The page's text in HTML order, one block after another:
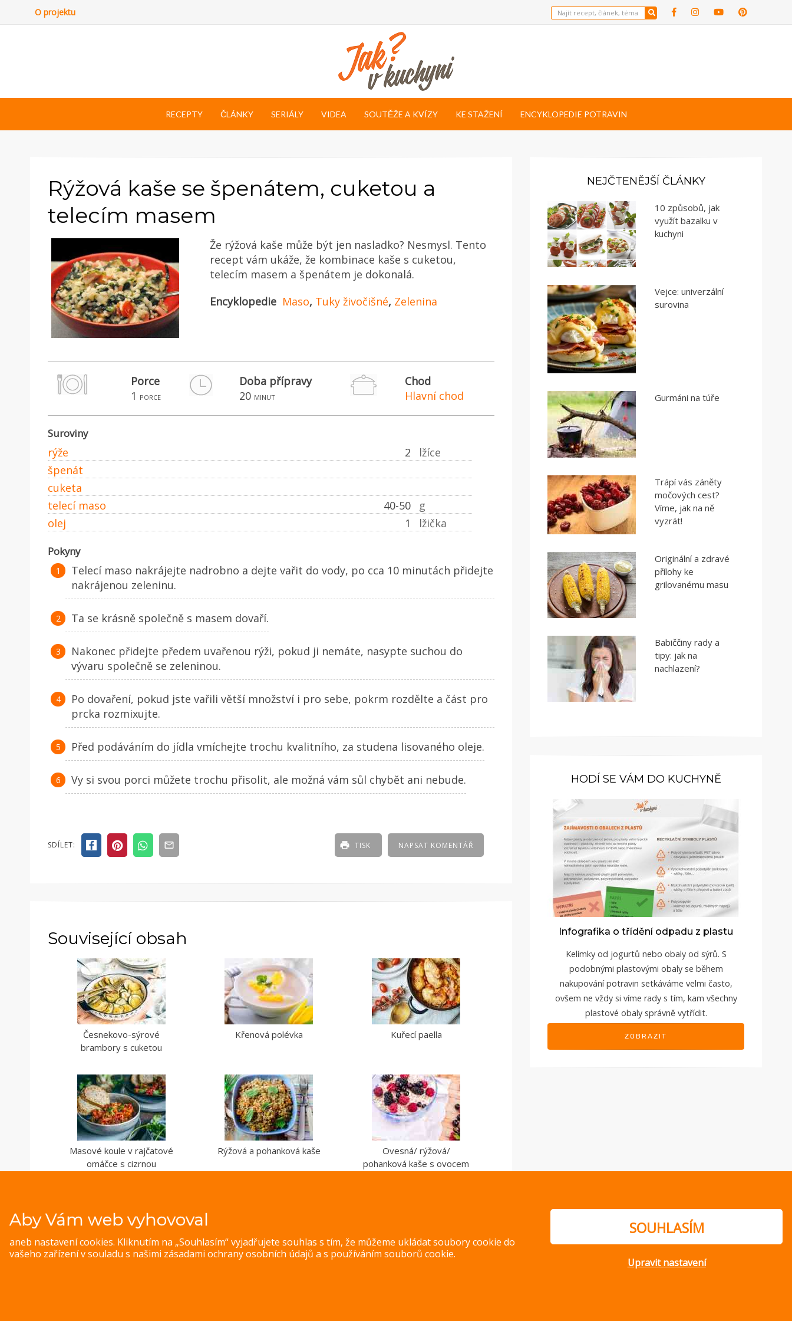
O projektu
RECEPTY ČLÁNKY SERIÁLY VIDEA SOUTĚŽE A KVÍZY KE STAŽENÍ ENCYKLOPEDIE POTRAVIN
Rýžová kaše se špenátem, cuketou a
telecím masem
Že rýžová kaše může být jen nasladko? Nesmysl. Tento
recept vám ukáže, že kombinace kaše s cuketou,
telecím masem a špenátem je dokonalá.
Encyklopedie Maso, Tuky živočišné, Zelenina
Porce
1 porce
Doba přípravy
20 minut
Chod
Hlavní chod
Suroviny
rýže 2
lžíce
špenát
cuketa
telecí maso
40-50
g
olej
1 lžička
Pokyny
Telecí maso nakrájejte nadrobno a dejte vařit do vody, po cca 10 minutách přidejte
nakrájenou zeleninu.
Ta se krásně společně s masem dovaří.
Nakonec přidejte předem uvařenou rýži, pokud ji nemáte, nasypte suchou do
vývaru společně se zeleninou.
Po dovaření, pokud jste vařili větší množství i pro sebe, pokrm rozdělte a část pro
prcka rozmixujte.
Před podáváním do jídla vmíchejte trochu kvalitního, za studena lisovaného oleje.
Vy si svou porci můžete trochu přisolit, ale možná vám sůl chybět ani nebude.
SDÍLET: NAPSAT KOMENTÁŘ
TISK
Související obsah
Česnekovo-sýrové
brambory s cuketou
Křenová polévka Kuřecí paella
Masové koule v rajčatové
omáčce s cizrnou
Rýžová a pohanková kaše
Ovesná/ rýžová/
pohanková kaše s ovocem
NEJČTENĚJŠÍ ČLÁNKY
10 způsobů, jak
využít bazalku v
kuchyni
Vejce: univerzální
surovina
Gurmáni na túře
Trápí vás záněty
močových cest?
Víme, jak na ně
vyzrát!
Originální a zdravé
přílohy ke
grilovanému masu
Babiččiny rady a
tipy: jak na
nachlazení?
HODÍ SE VÁM DO KUCHYNĚ
Infografika o třídění odpadu z plastu
Kelímky od jogurtů nebo obaly od sýrů. S
podobnými plastovými obaly se během
nakupování potravin setkáváme velmi často,
ovšem ne vždy si víme rady s tím, kam všechny
plastové obaly správně vytřídit.
ZOBRAZIT
Aby Vám web vyhovoval
aneb nastavení cookies. Kliknutím na „Souhlasím“ vyjadřujete souhlas s tím, že můžeme ukládat soubory cookie do
vašeho zařízení v souladu s našimi zásadami ochrany osobních údajů a s používáním souborů cookie.
SOUHLASÍM
Upravit nastavení